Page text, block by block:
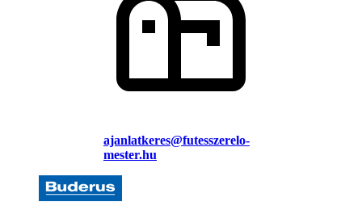
ajanlatkeres@futesszerelo-
mester.hu